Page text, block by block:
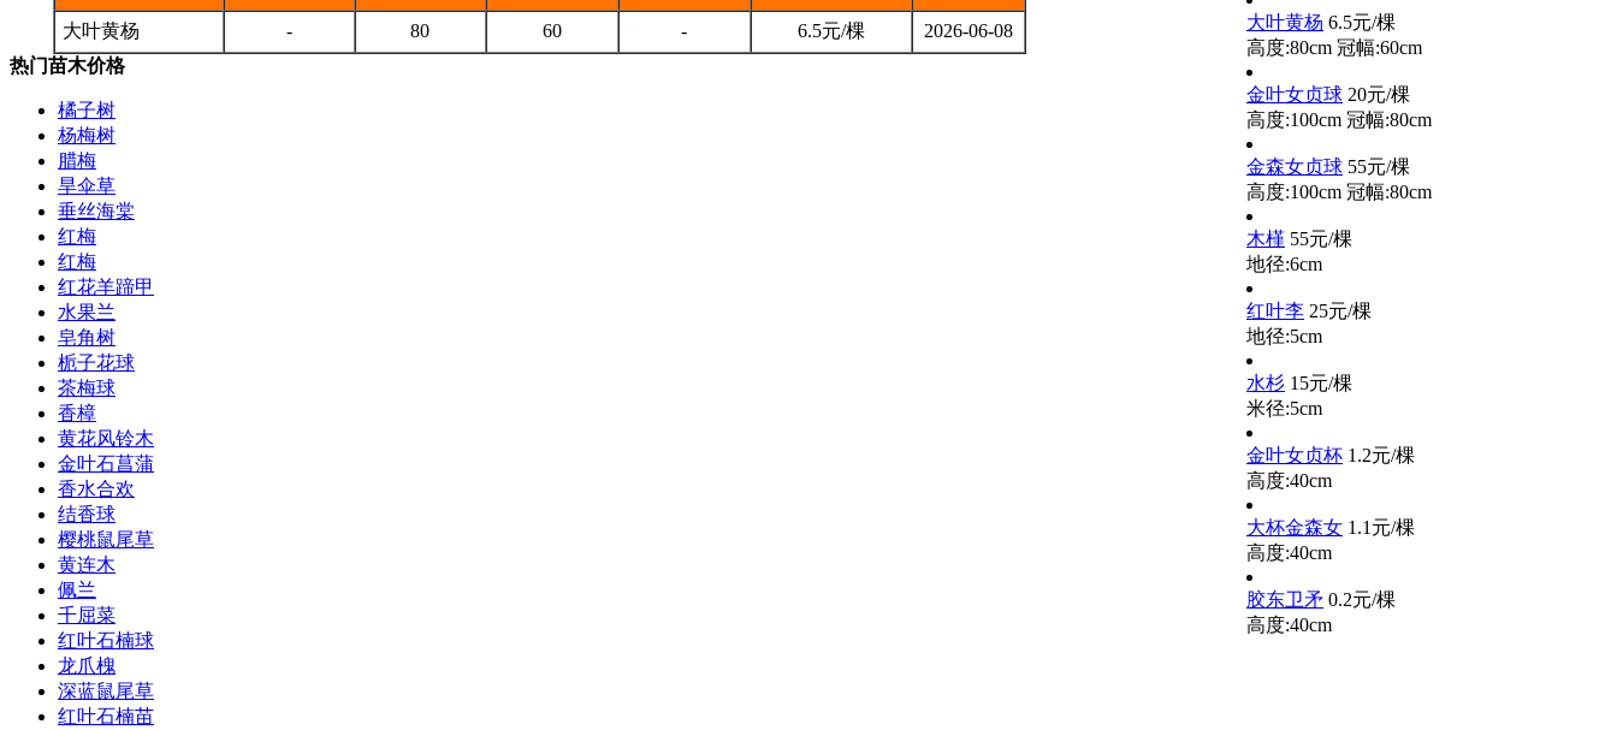
大叶黄杨 - 80 60 - 6.5元/棵
2026-06-08
热门苗木价格
橘子树
杨梅树
腊梅
旱伞草
垂丝海棠
红梅
红梅
红花羊蹄甲
水果兰
皂角树
栀子花球
茶梅球
香樟
黄花风铃木
金叶石菖蒲
香水合欢
结香球
樱桃鼠尾草
黄连木
佩兰
千屈菜
红叶石楠球
龙爪槐
深蓝鼠尾草
红叶石楠苗
大叶黄杨 6.5元/棵
高度:80cm 冠幅:60cm
金叶女贞球 20元/棵
高度:100cm 冠幅:80cm
金森女贞球 55元/棵
高度:100cm 冠幅:80cm
木槿 55元/棵
地径:6cm
红叶李 25元/棵
地径:5cm
水杉 15元/棵
米径:5cm
金叶女贞杯 1.2元/棵
高度:40cm
大杯金森女 1.1元/棵
高度:40cm
胶东卫矛 0.2元/棵
高度:40cm